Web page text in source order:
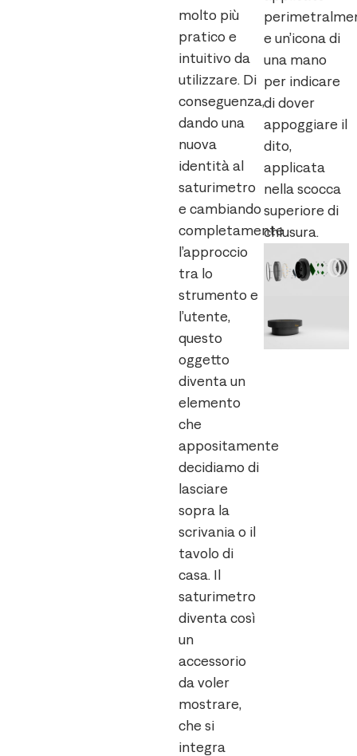
molto più
pratico e
intuitivo da
utilizzare. Di
conseguenza,
dando una
nuova
identità al
saturimetro
e cambiando
completamente
l’approccio
tra lo
strumento e
l’utente,
questo
oggetto
diventa un
elemento
che
appositamente
decidiamo di
lasciare
sopra la
scrivania o il
tavolo di
casa. Il
saturimetro
diventa così
un
accessorio
da voler
mostrare,
che si
integra
e un’icona di
una mano
per indicare
di dover
appoggiare il
dito,
applicata
nella scocca
superiore di
chiusura.